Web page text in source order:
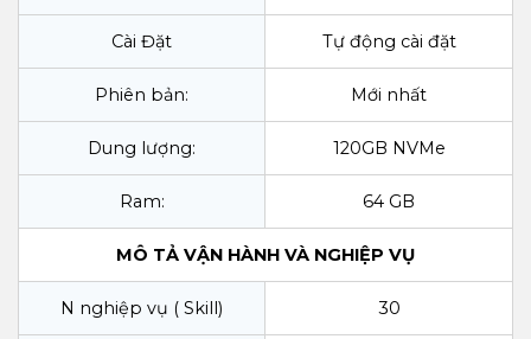
Cài Đặt Tự động cài đặt
Phiên bản: Mới nhất
Dung lượng: 120GB NVMe
Ram: 64 GB
MÔ TẢ VẬN HÀNH VÀ NGHIỆP VỤ
N nghiệp vụ ( Skill) 30